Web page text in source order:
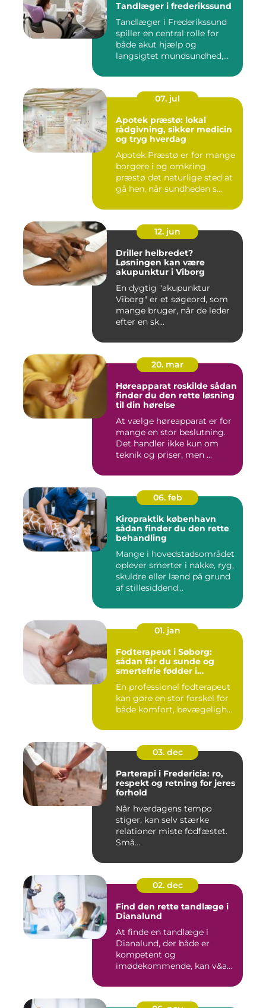
Tandlæger i frederikssund
Tandlæger i Frederikssund
spiller en central rolle for
både akut hjælp og
langsigtet mundsundhed,
07. jul
Apotek præstø: lokal
rådgivning, sikker medicin
og tryg hverdag
Apotek Præstø er for mange
borgere i og omkring
præstø det naturlige sted at
gå hen, når sundheden s...
12. jun
Driller helbredet?
Løsningen kan være
akupunktur i Viborg
En dygtig "akupunktur
Viborg" er et søgeord, som
mange bruger, når de leder
efter en sk...
20. mar
Høreapparat roskilde sådan
finder du den rette løsning
til din hørelse
At vælge høreapparat er for
mange en stor beslutning.
Det handler ikke kun om
teknik og priser, men ...
06. feb
Kiropraktik københavn
sådan finder du den rette
behandling
Mange i hovedstadsområdet
oplever smerter i nakke, ryg,
skuldre eller lænd på grund
af stillesiddend...
01. jan
Fodterapeut i Søborg:
sådan får du sunde og
smertefrie fødder i
En professionel fodterapeut
kan gøre en stor forskel for
både komfort, bevægeligh...
03. dec
Parterapi i Fredericia: ro,
respekt og retning for jeres
forhold
Når hverdagens tempo
stiger, kan selv stærke
relationer miste fodfæstet.
Små...
02. dec
Find den rette tandlæge i
Dianalund
At finde en tandlæge i
Dianalund, der både er
kompetent og
imødekommende, kan v&a...